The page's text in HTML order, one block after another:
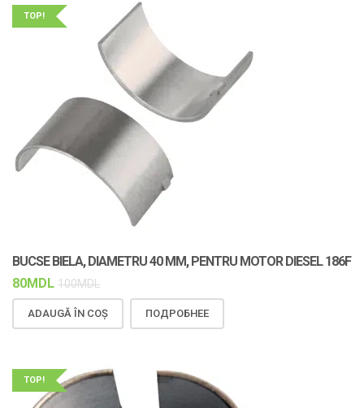
TOP!
BUCSE BIELA, DIAMETRU 40 MM, PENTRU MOTOR DIESEL 186F
80MDL 100MDL
ADAUGĂ ÎN COȘ ПОДРОБНЕЕ
TOP!